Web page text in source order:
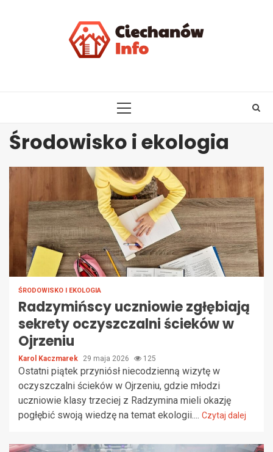
PRIMARY
Środowisko i ekologia
ŚRODOWISKO I EKOLOGIA
Radzymińscy uczniowie zgłębiają
sekrety oczyszczalni ścieków w
Ojrzeniu
Karol Kaczmarek 29 maja 2026 125
Ostatni piątek przyniósł niecodzienną wizytę w
oczyszczalni ścieków w Ojrzeniu, gdzie młodzi
uczniowie klasy trzeciej z Radzymina mieli okazję
pogłębić swoją wiedzę na temat ekologii.... Czytaj dalej